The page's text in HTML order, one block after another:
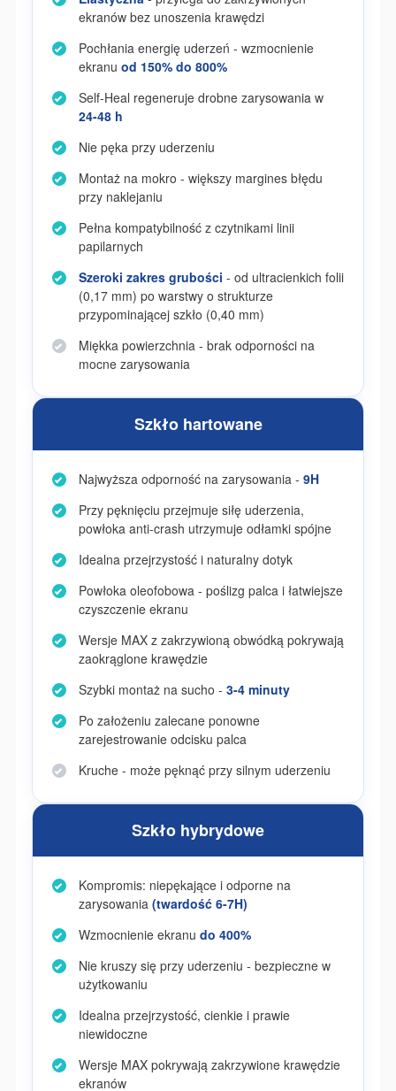
ekranów bez unoszenia krawędzi
Pochłania energię uderzeń - wzmocnienie
ekranu od 150% do 800%
Self-Heal regeneruje drobne zarysowania w
24-48 h
Nie pęka przy uderzeniu
Montaż na mokro - większy margines błędu
przy naklejaniu
Pełna kompatybilność z czytnikami linii
papilarnych
Szeroki zakres grubości - od ultracienkich folii
(0,17 mm) po warstwy o strukturze
przypominającej szkło (0,40 mm)
Miękka powierzchnia - brak odporności na
mocne zarysowania
Szkło hartowane
Najwyższa odporność na zarysowania - 9H
Przy pęknięciu przejmuje siłę uderzenia,
powłoka anti-crash utrzymuje odłamki spójne
Idealna przejrzystość i naturalny dotyk
Powłoka oleofobowa - poślizg palca i łatwiejsze
czyszczenie ekranu
Wersje MAX z zakrzywioną obwódką pokrywają
zaokrąglone krawędzie
Szybki montaż na sucho - 3-4 minuty
Po założeniu zalecane ponowne
zarejestrowanie odcisku palca
Kruche - może pęknąć przy silnym uderzeniu
Szkło hybrydowe
Kompromis: niepękające i odporne na
zarysowania (twardość 6-7H)
Wzmocnienie ekranu do 400%
Nie kruszy się przy uderzeniu - bezpieczne w
użytkowaniu
Idealna przejrzystość, cienkie i prawie
niewidoczne
Wersje MAX pokrywają zakrzywione krawędzie
ekranów